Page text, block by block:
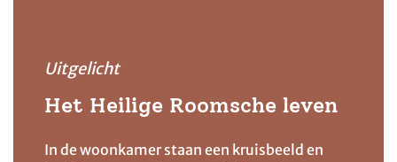
Uitgelicht
Het Heilige Roomsche leven
In de woonkamer staan een kruisbeeld en